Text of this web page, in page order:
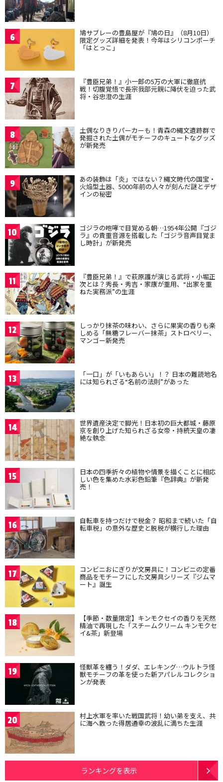
6 鳩サブレーの豊島屋が『鳩の日』（8月10日）
限定グッズ詳細を発表！今年はシリコンポーチ
「はとっこ」
7 『豊臣兄弟！』小一郎の5万の大軍に徹底抗
戦！切腹覚悟で長宗我部元親に降伏を迫った武
将・谷忠澄の生涯
8 土偶なりきりパーカーも！青森の縄文遺跡群で
発掘された土偶がモチーフのキュートなグッズ
が新発売
9 あの装飾は「炎」ではない？縄文時代の国宝・
火焔型土器、5000年前の人々が刻んだ謎とデザ
インの秘密
10 ゴジラの咆哮で目覚める朝…1954年公開『ゴジ
ラ』の貴重音源を搭載した「ゴジラ音声目覚ま
し時計」が新発売
11 『豊臣兄弟！』で萩原護が演じる武将・小堀正
次とは？秀長・秀吉・家康が重用、“出家を重
ねた実務派”の生涯
12 しっかり抹茶の味わい、さらに果実の香りも楽
しめる「無糖フレーバー抹茶」ストロベリー、
マンゴー新発売
13 「一口」が「いもあらい」！？ 日本の難読地名
には知られざる“名前の法則”があった
14 世界遺産決定で脚光！日本初の巨大都城・藤原
京を創り上げた知られざる女帝・持統天皇の凄
絶な執念
15 日本の四季折々の植物や情景を描くことに相応
しい色を集めた水彩色鉛筆『色辞典』が新発
売！
16 自転車を持つだけで税金？ 昭和まで続いた「自
転車税」の意外な歴史と脱税が横行した理由
17 コンビニおにぎりが文房具に！コンビニの定番
商品をモチーフにした文房具シリーズ『ジムマ
ート』誕生
18 【季節・数量限定】キンモクセイの香りを天然
精油で再現した「スチームクリーム キンモクセ
イ&茶」新登場
19 怪獣革を纏う！ダダ、エレキング…ウルトラ怪
獣モチーフの革を使った新アパレルコレクショ
ンが発表
20 村上水軍を率いた戦国武将！幼い弟を支え、共
に海へ散った得居通幸の波乱に満ちた生涯
ランキングを表示